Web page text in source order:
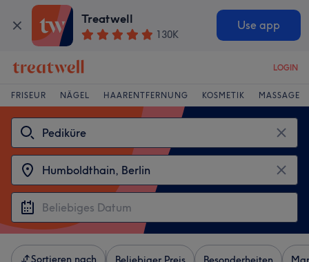
Treatwell
130K
Use app
LOGIN
FRISEUR NÄGEL HAARENTFERNUNG KOSMETIK MASSAGE
Sortieren nach